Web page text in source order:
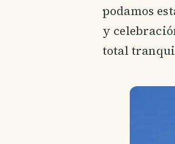
podamos
y
total